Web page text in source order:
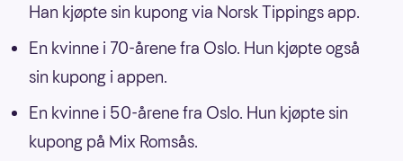
Han kjøpte sin kupong via Norsk Tippings app.
En kvinne i 70-årene fra Oslo. Hun kjøpte også
sin kupong i appen.
En kvinne i 50-årene fra Oslo. Hun kjøpte sin
kupong på Mix Romsås.